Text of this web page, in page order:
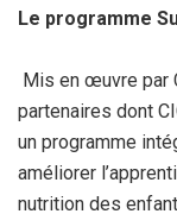
‎Le programme
Mis en œuvre par
partenaires dont
un programme
améliorer
nutrition des